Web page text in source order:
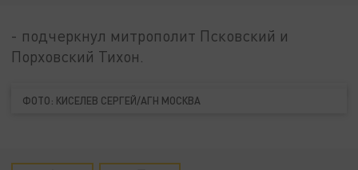
- подчеркнул митрополит Псковский и
Порховский Тихон.
ФОТО: КИСЕЛЕВ СЕРГЕЙ/АГН МОСКВА